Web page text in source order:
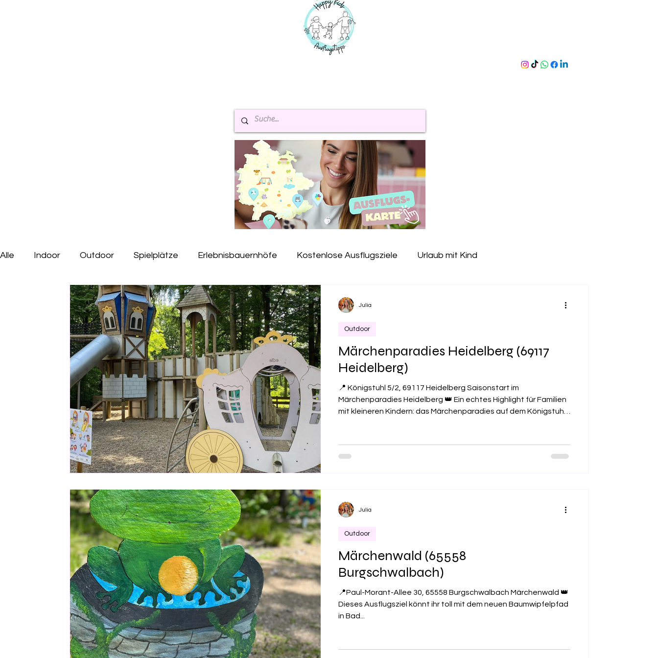
Alle Indoor Outdoor Spielplätze Erlebnisbauernhöfe Kostenlose Ausflugsziele Urlaub mit Kind
Gastro Tipps mit Kids Ausflüge mit Hund Jugendherbergen Erlebnispfade
Indoorspielplatz Geburtstag Tiere Museen Hallenbad Gesundheit
Wasserspielplatz Saison Ausflüge Freibad Kugelbahn Baumkronenpfad
Rund ums Kind Seen Wildpark
Märchenparadies Heidelberg (69117
Heidelberg)
📍 Königstuhl 5/2, 69117 Heidelberg Saisonstart im
Märchenparadies Heidelberg 👑 Ein echtes Highlight für Familien
mit kleineren Kindern: das Märchenparadies auf dem Königstuhl.
Geschichten per Knopfdruck selbst zum Leben erwecken. 🏰✨ 💰
Eintrittspreise 2026: 👧 Kinder (2–12 Jahre): 8 € 🧑‍🦰 ab 13 Jahren:
Outdoor
Julia
Märchenwald (65558
Burgschwalbach)
📍Paul-Morant-Allee 30, 65558 Burgschwalbach Märchenwald 👑
Dieses Ausflugsziel könnt ihr toll mit dem neuen Baumwipfelpfad
in Bad...
Outdoor
Julia